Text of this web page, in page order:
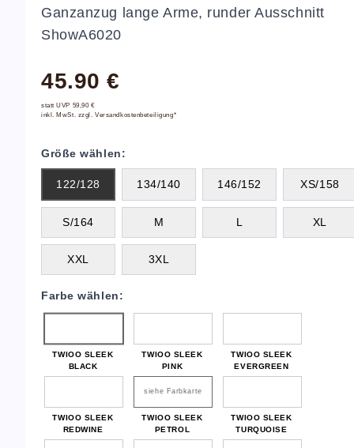
Ganzanzug lange Arme, runder Ausschnitt
ShowA6020
45.90 €
statt UVP 59,90 €
inkl. MwSt. zzgl. Versandkostenbeteiligung*
Größe wählen:
122/128 134/140 146/152 XS/158
S/164 M L XL
XXL 3XL
Farbe wählen:
TWIOO SLEEK
BLACK
TWIOO SLEEK
PINK
TWIOO SLEEK
EVERGREEN
TWIOO SLEEK
REDWINE
siehe Farbkarte
TWIOO SLEEK
PETROL
TWIOO SLEEK
TURQUOISE